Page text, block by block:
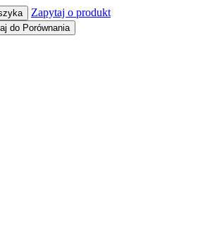
Zapytaj o produkt
do Porównania